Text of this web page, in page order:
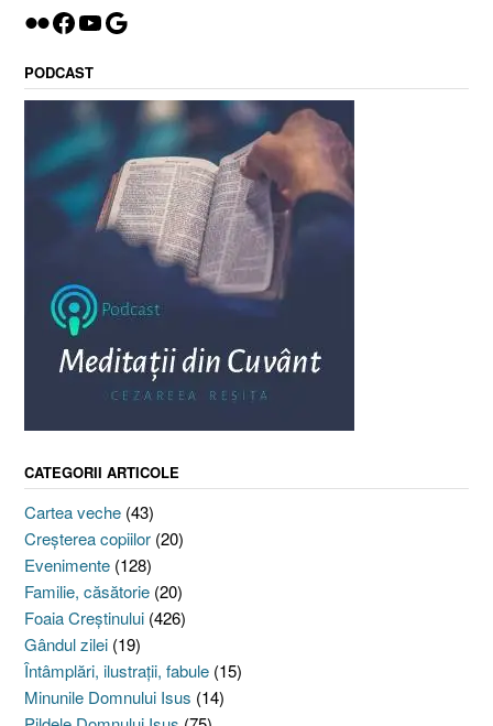
Flickr
Facebook
YouTube
Google
PODCAST
CATEGORII ARTICOLE
Cartea veche (43)
Creşterea copiilor (20)
Evenimente (128)
Familie, căsătorie (20)
Foaia Creştinului (426)
Gândul zilei (19)
Întâmplări, ilustraţii, fabule (15)
Minunile Domnului Isus (14)